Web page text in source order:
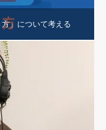
」について考える